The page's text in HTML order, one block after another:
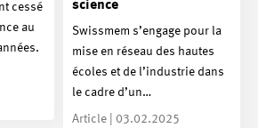
cessé
au
science
Swissmem s’engage pour la
mise en réseau des hautes
écoles et de l’industrie dans
le cadre d’un…
Article | 03.02.2025